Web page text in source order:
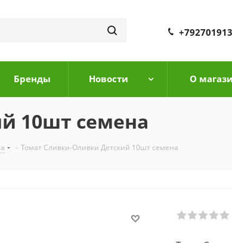
Бренды Новости О
10шт семена
- Томат Сливки-Оливки Детский 10шт семена